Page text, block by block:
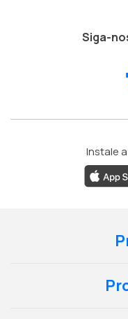
Siga-
Instale